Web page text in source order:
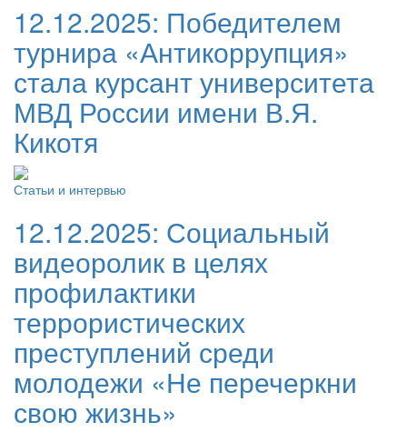
12.12.2025: Победителем
турнира «Антикоррупция»
стала курсант университета
МВД России имени В.Я.
Кикотя
Статьи и интервью
12.12.2025: Социальный
видеоролик в целях
профилактики
террористических
преступлений среди
молодежи «Не перечеркни
свою жизнь»